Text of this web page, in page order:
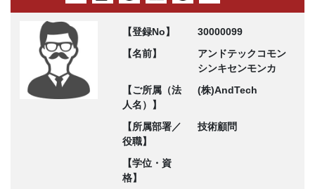
【登録No】
30000099
【名前】
アンドテックコモン
シンキセンモンカ
【ご所属（法
人名）】
(株)AndTech
【所属部署／
役職】
技術顧問
【学位・資
格】